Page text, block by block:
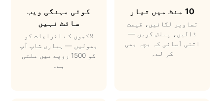
10 منٹ میں تیار
تصاویر لگائیں، قیمت
ڈالیں، پبلش کریں —
اتنی آسانی کہ بچہ بھی
کر لے۔
کوئی مہنگی ویب
سائٹ نہیں
لاکھوں کے اخراجات کو
بھولیں — ہماری شاپ آپ
کو 1500 روپے میں ملتی
ہے۔